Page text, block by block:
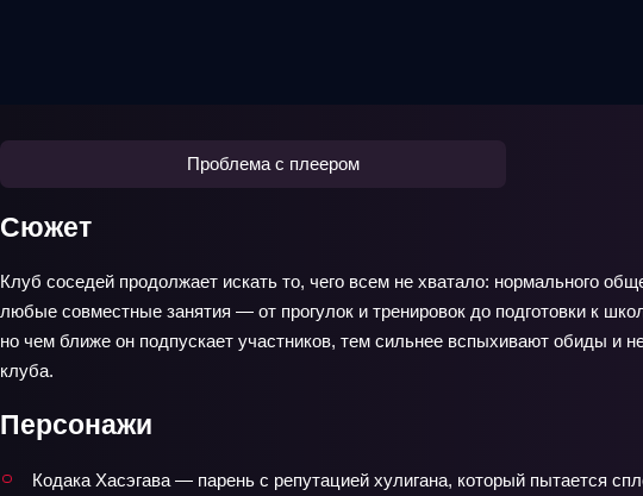
Проблема с плеером
Сюжет
Клуб соседей продолжает искать то, чего всем не хватало: нормального
любые совместные занятия — от прогулок и тренировок до подготовки к
но чем ближе он подпускает участников, тем сильнее вспыхивают обиды и
клуба.
Персонажи
Кодака Хасэгава — парень с репутацией хулигана, который пытается